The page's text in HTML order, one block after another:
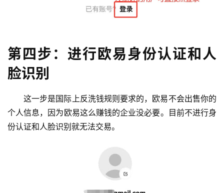
第四步：进行欧易身份认证和人
脸识别
这一步是国际上反洗钱规则要求的，欧易不会出售你的
个人信息，因为欧易这么赚钱的企业没必要。目前不进行身
份认证和人脸识别就无法交易。